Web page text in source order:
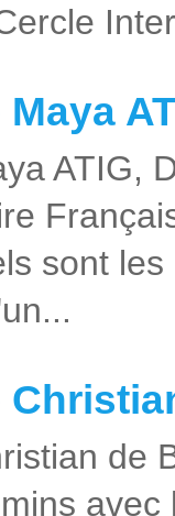
ATIG,
sont
de